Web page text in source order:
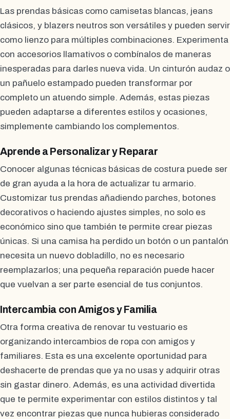
Las prendas básicas como camisetas blancas, jeans
clásicos, y blazers neutros son versátiles y pueden servir
como lienzo para múltiples combinaciones. Experimenta
con accesorios llamativos o combínalos de maneras
inesperadas para darles nueva vida. Un cinturón audaz o
un pañuelo estampado pueden transformar por
completo un atuendo simple. Además, estas piezas
pueden adaptarse a diferentes estilos y ocasiones,
simplemente cambiando los complementos.
Aprende a Personalizar y Reparar
Conocer algunas técnicas básicas de costura puede ser
de gran ayuda a la hora de actualizar tu armario.
Customizar tus prendas añadiendo parches, botones
decorativos o haciendo ajustes simples, no solo es
económico sino que también te permite crear piezas
únicas. Si una camisa ha perdido un botón o un pantalón
necesita un nuevo dobladillo, no es necesario
reemplazarlos; una pequeña reparación puede hacer
que vuelvan a ser parte esencial de tus conjuntos.
Intercambia con Amigos y Familia
Otra forma creativa de renovar tu vestuario es
organizando intercambios de ropa con amigos y
familiares. Esta es una excelente oportunidad para
deshacerte de prendas que ya no usas y adquirir otras
sin gastar dinero. Además, es una actividad divertida
que te permite experimentar con estilos distintos y tal
vez encontrar piezas que nunca hubieras considerado